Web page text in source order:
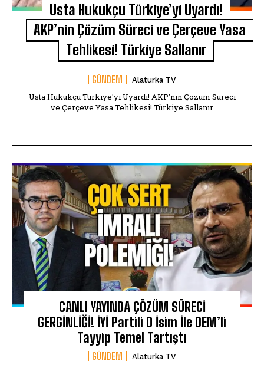
Usta Hukukçu Türkiye’yi Uyardı!
AKP’nin Çözüm Süreci ve Çerçeve Yasa
Tehlikesi! Türkiye Sallanır
GÜNDEM Alaturka TV
Usta Hukukçu Türkiye'yi Uyardı! AKP'nin Çözüm Süreci
ve Çerçeve Yasa Tehlikesi! Türkiye Sallanır
CANLI YAYINDA ÇÖZÜM SÜRECİ
GERGİNLİĞİ! İYİ Partili O İsim İle DEM’li
Tayyip Temel Tartıştı
GÜNDEM Alaturka TV